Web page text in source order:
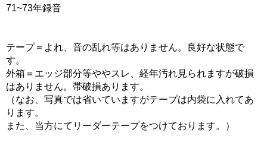
71~73年録音
テープ＝よれ、音の乱れ等はありません。良好な状態で
す。
外箱＝エッジ部分等ややスレ、経年汚れ見られますが破損
はありません。帯破損あります。
（なお、写真では省いていますがテープは内袋に入れてあ
ります。
また、当方にてリーダーテープをつけております。）